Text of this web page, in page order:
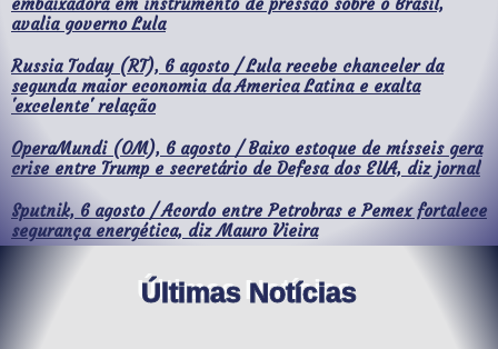
avalia governo Lula
Russia Today (RT), 6 agosto / Lula recebe chanceler da
segunda maior economia da America Latina e exalta
'excelente' relação
OperaMundi (OM), 6 agosto / Baixo estoque de mísseis gera
crise entre Trump e secretário de Defesa dos EUA, diz jornal
Sputnik, 6 agosto / Acordo entre Petrobras e Pemex fortalece
segurança energética, diz Mauro Vieira
Últimas Notícias